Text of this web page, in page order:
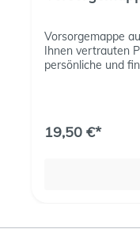
Vorsorgemappe
Ihnen vertrauten
persönliche und
19,50 €*